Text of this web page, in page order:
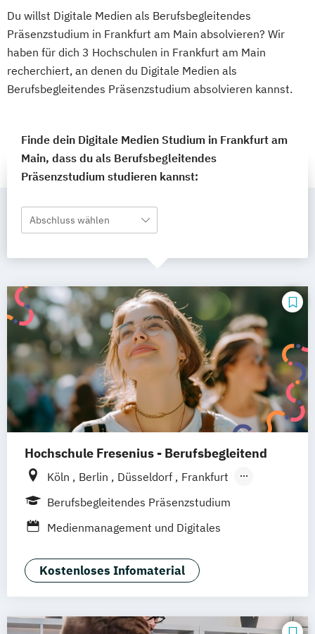
Du willst Digitale Medien als Berufsbegleitendes
Präsenzstudium in Frankfurt am Main absolvieren? Wir
haben für dich 3 Hochschulen in Frankfurt am Main
recherchiert, an denen du Digitale Medien als
Berufsbegleitendes Präsenzstudium absolvieren kannst.
Finde dein Digitale Medien Studium in Frankfurt am
Main, dass du als Berufsbegleitendes
Präsenzstudium studieren kannst:
Abschluss wählen
Hochschule Fresenius - Berufsbegleitend
Köln Berlin Düsseldorf
Frankfurt
Hamburg
Idstein München
Wiesbaden
Hannover Dortmund Erfurt Stuttgart
Braunschweig
Berufsbegleitendes Präsenzstudium
Medienmanagement und Digitales
Kostenloses Infomaterial